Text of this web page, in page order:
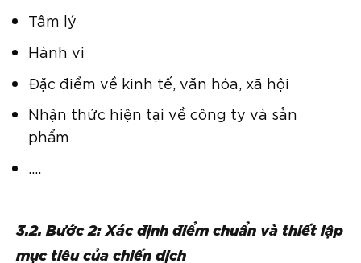
Tâm lý
Hành vi
Đặc điểm về kinh tế, văn hóa, xã hội
Nhận thức hiện tại về công ty và sản
phẩm
….
3.2. Bước 2: Xác định điểm chuẩn và thiết lập
mục tiêu của chiến dịch